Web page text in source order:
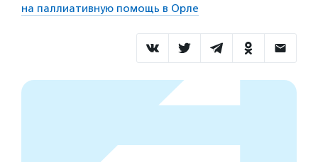
на паллиативную помощь в Орле